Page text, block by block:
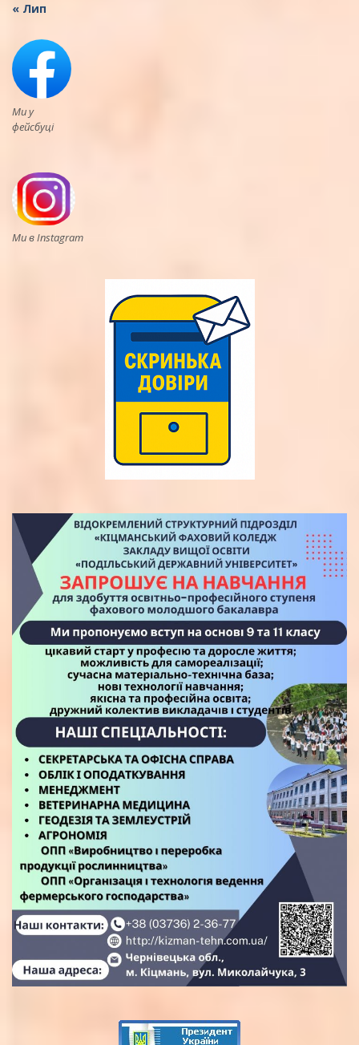
« Лип
Ми у
фейсбуці
Ми в Instagram